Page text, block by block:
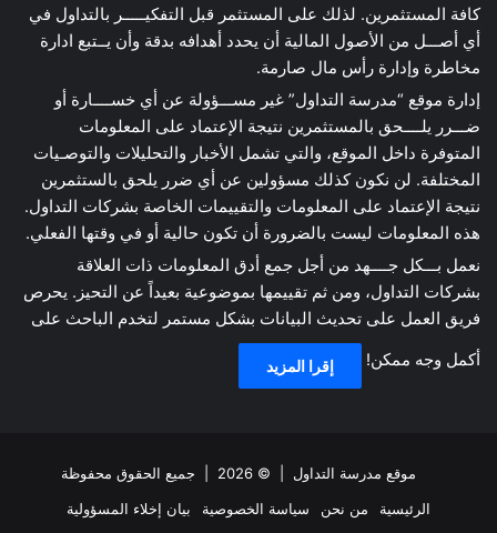
كافة المستثمرين. لذلك على المستثمر قبل التفكيـــــر بالتداول في
أي أصـــل من الأصول المالية أن يحدد أهدافه بدقة وأن يــتبع ادارة
مخاطرة وإدارة رأس مال صارمة.
إدارة موقع “مدرسة التداول” غير مســـؤولة عن أي خســــارة أو
ضـــرر يلــــحق بالمستثمرين نتيجة الإعتماد على المعلومات
المتوفرة داخل الموقع، والتي تشمل الأخبار والتحليلات والتوصـيات
المختلفة. لن نكون كذلك مسؤولين عن أي ضرر يلحق بالستثمرين
نتيجة الإعتماد على المعلومات والتقييمات الخاصة بشركات التداول.
هذه المعلومات ليست بالضرورة أن تكون حالية أو في وقتها الفعلي.
نعمل بـــكل جــــهد من أجل جمع أدق المعلومات ذات العلاقة
بشركات التداول، ومن ثم تقييمها بموضوعية بعيداً عن التحيز. يحرص
فريق العمل على تحديث البيانات بشكل مستمر لتخدم الباحث على
أكمل وجه ممكن! إقرا المزيد
موقع مدرسة التداول | © 2026 | جميع الحقوق محفوظة
الرئيسية
من نحن سياسة الخصوصية بيان إخلاء المسؤولية